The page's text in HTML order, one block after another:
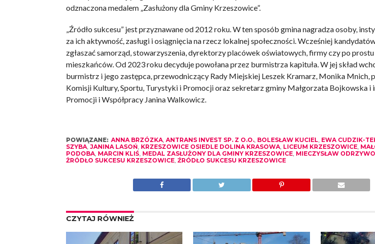
odznaczona medalem „Zasłużony dla Gminy Krzeszowice”.
„Źródło sukcesu” jest przyznawane od 2012 roku. W ten sposób gmina nagradza osoby,
za ich aktywność, zasługi i osiągnięcia na rzecz lokalnej społeczności. Wcześniej
zgłaszać samorząd, stowarzyszenia, dyrektorzy placówek oświatowych, firmy czy po
mieszkańców. Od 2023 roku decyduje powołana przez burmistrza kapituła. W jej skład
burmistrz i jego zastępca, przewodniczący Rady Miejskiej Leszek Kramarz, Monika Mnich,
Komisji Kultury, Sportu, Turystyki i Promocji oraz sekretarz gminy Małgorzata Bojkowska i
Promocji i Współpracy Janina Walkowicz.
POWIĄZANE: ANNA BRZÓZKA, ANTRANS INVEST SP. Z O.O., BOLESŁAW KUCIEL EWA CUDZIK-
SZYBA, JANINA LASOŃ KRZESZOWICE OSIEDLE DOLINA KRASOWA, LICEUM KRZESZOWICE,
PODOBA, MARCIN KLIŚ, MEDAL ZASŁUŻONY DLA GMINY KRZESZOWICE, MIECZYSŁAW
ŻRÓDŁO SUKCESU KRZESZOWICE, ŹRÓDŁO SUKCESU KRZESZOWICE
CZYTAJ RÓWNIEŻ